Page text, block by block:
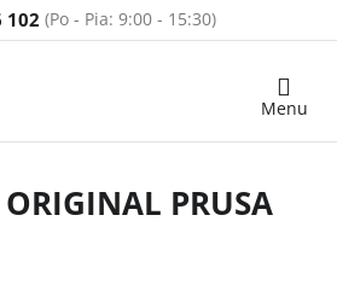
102
Nákupný
PRUSA